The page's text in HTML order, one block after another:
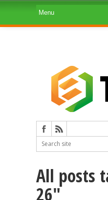
All posts
26"